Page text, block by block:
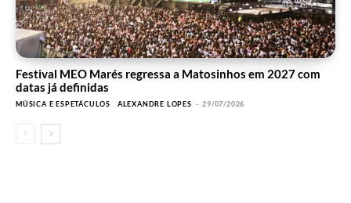
Festival MEO Marés regressa a Matosinhos em 2027 com
datas já definidas
MÚSICA E ESPETÁCULOS ALEXANDRE LOPES - 29/07/2026